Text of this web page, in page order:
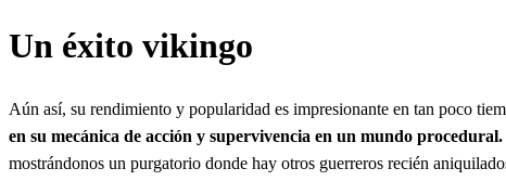
Un éxito vikingo
Aún así, su rendimiento y popularidad es impresionante en tan poco
en su mecánica de acción y supervivencia en un mundo procedural.
mostrándonos un purgatorio donde hay otros guerreros recién